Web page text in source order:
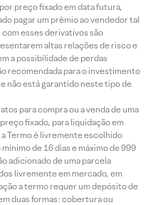
preço fixado em data futura,
pagar um prêmio ao vendedor tal
esses derivativos são
altas relações de risco e
a possibilidade de perdas
recomendada para o investimento
não está garantido neste tipo de
para compra ou a venda de uma
fixado, para liquidação em
Termo é livremente escolhido
de 16 dias e máximo de 999
adicionado de uma parcela
livremente em mercado, em
a termo requer um depósito de
duas formas: cobertura ou